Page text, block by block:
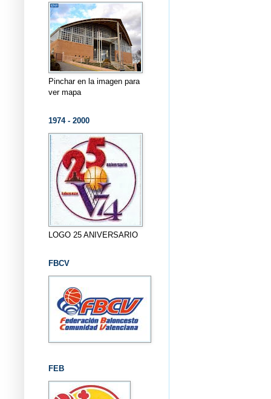
Pinchar en la imagen para
ver mapa
1974 - 2000
LOGO 25 ANIVERSARIO
FBCV
FEB